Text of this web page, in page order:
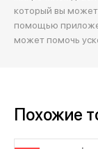
который вы
помощью
может помочь
Похожие